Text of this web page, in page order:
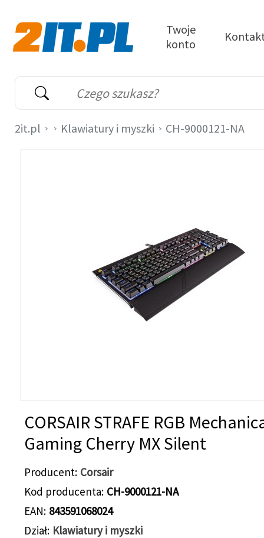
Wyszukiwarka
Słowo kluczowe
Twoje
konto
2it.pl Klawiatury i myszki CH-9000121-NA
CORSAIR STRAFE RGB
Gaming Cherry MX Silent
Producent Corsair
Kod producenta CH-9000121-NA
EAN 843591068024
Dział Klawiatury i myszki